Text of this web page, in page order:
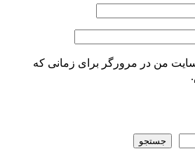
من در مرورگر برای زمانی که
جستجو